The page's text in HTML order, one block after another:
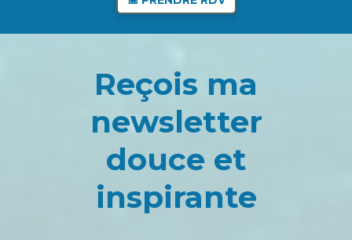
Reçois ma
newsletter
douce et
inspirante